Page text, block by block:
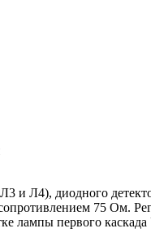
и Л4), диодного
75 Ом.
лампы первого